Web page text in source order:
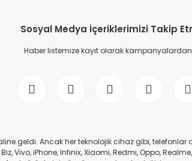
Sosyal Medya İçeriklerimizi Takip
Haber listemize kayıt olarak
haline geldi. Ancak her teknolojik cihaz gibi,
Vivo, iPhone, Infinix, Xiaomi, Redmi, Oppo,